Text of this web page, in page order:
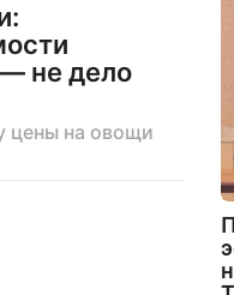
не дело
цены на овощи